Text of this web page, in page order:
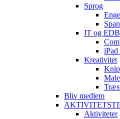
Sprog
IT og EDB
iPad
Kreativitet
Bliv medlem
Aktiviteter